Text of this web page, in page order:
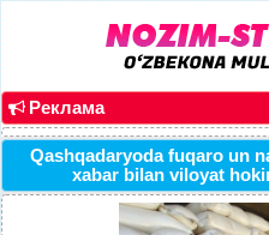
Реклама
Qashqadaryoda fuqaro un
xabar bilan viloyat